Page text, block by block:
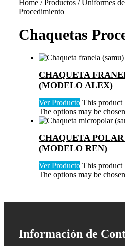
Home /Productos /Uniformes
Procedimiento
Chaquetas
CHAQUETA
(MODELO ALEX)
Ver Producto This product
The options may be
CHAQUETA
(MODELO REN)
Ver Producto This product
The options may be
Información de